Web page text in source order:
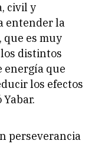
civil y
entender la
es muy
distintos
energía que
los efectos
perseverancia